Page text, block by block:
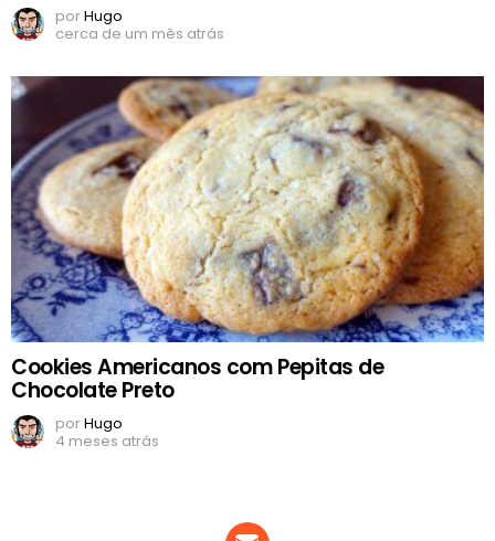
porHugo
cerca de um mês atrás
Cookies Americanos com Pepitas de
Chocolate Preto
porHugo
4 meses atrás